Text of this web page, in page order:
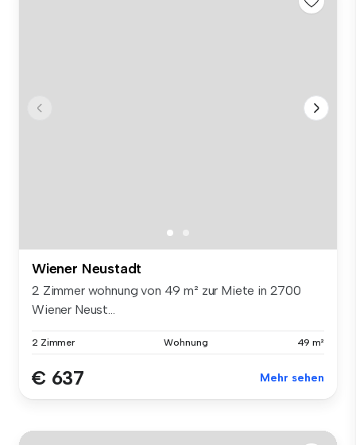
Wiener Neustadt
2 Zimmer wohnung von 49 m² zur Miete in 2700
Wiener Neust...
2 Zimmer Wohnung 49 m²
€ 637 Mehr sehen